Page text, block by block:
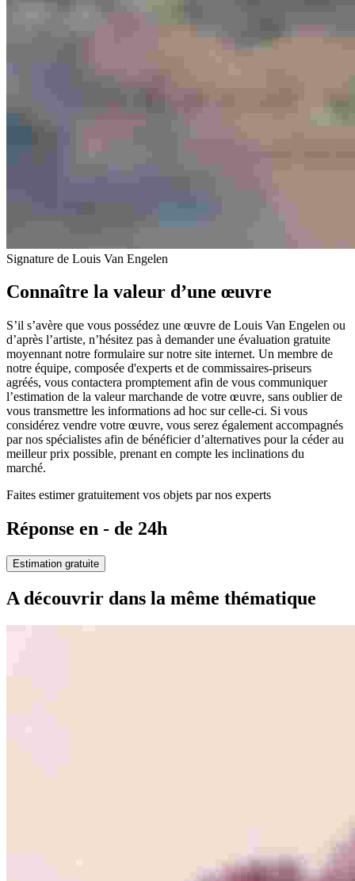
Signature de Louis Van Engelen
Connaître la valeur d’une œuvre
S’il s’avère que vous possédez une œuvre de Louis Van Engelen ou
d’après l’artiste, n’hésitez pas à demander une évaluation gratuite
moyennant notre formulaire sur notre site internet. Un membre de
notre équipe, composée d'experts et de commissaires-priseurs
agréés, vous contactera promptement afin de vous communiquer
l’estimation de la valeur marchande de votre œuvre, sans oublier de
vous transmettre les informations ad hoc sur celle-ci. Si vous
considérez vendre votre œuvre, vous serez également accompagnés
par nos spécialistes afin de bénéficier d’alternatives pour la céder au
meilleur prix possible, prenant en compte les inclinations du
marché.
Faites estimer gratuitement vos objets par nos experts
Réponse en - de 24h
Estimation gratuite
A découvrir dans la même thématique